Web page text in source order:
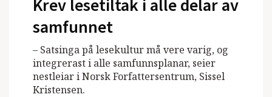
Krev lesetiltak i alle delar av
samfunnet
– Satsinga på lesekultur må vere varig, og
integrerast i alle samfunnsplanar, seier
nestleiar i Norsk Forfattersentrum, Sissel
Kristensen.